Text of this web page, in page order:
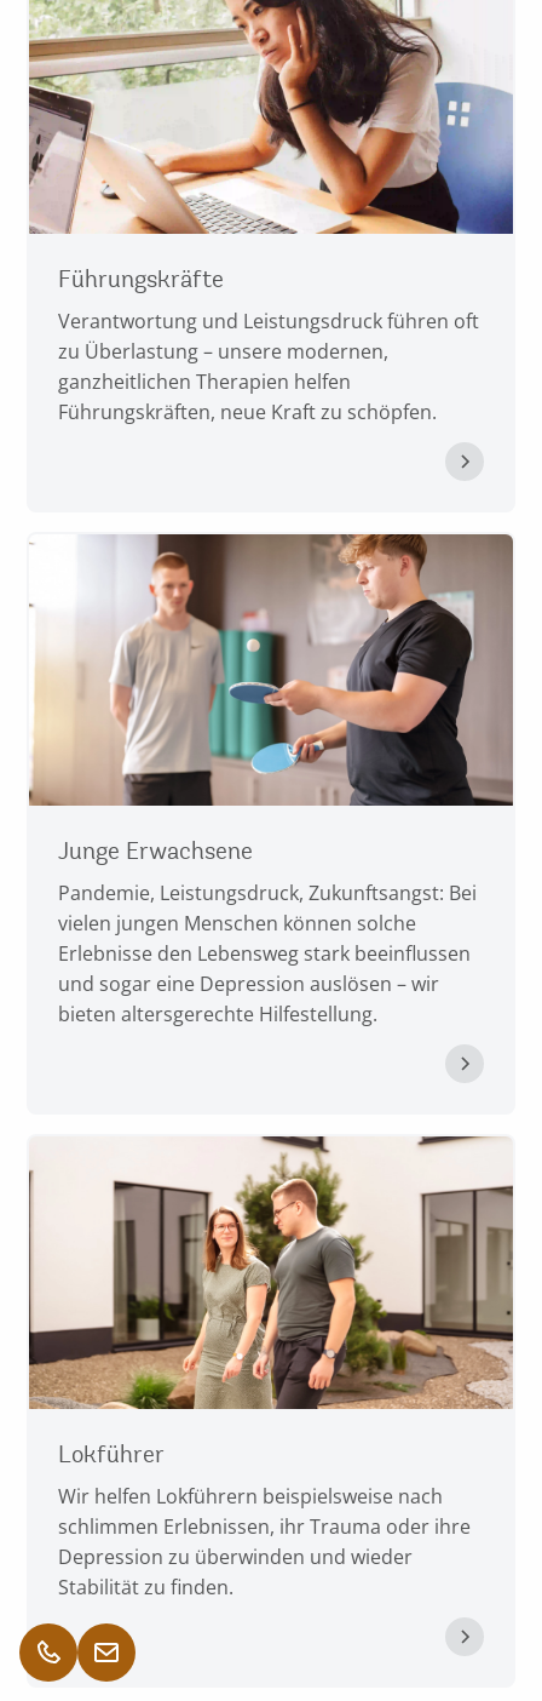
Führungskräfte
Verantwortung und Leistungsdruck führen oft
zu Überlastung – unsere modernen,
ganzheitlichen Therapien helfen
Führungskräften, neue Kraft zu schöpfen.
Junge Erwachsene
Pandemie, Leistungsdruck, Zukunftsangst: Bei
vielen jungen Menschen können solche
Erlebnisse den Lebensweg stark beeinflussen
und sogar eine Depression auslösen – wir
bieten altersgerechte Hilfestellung.
Lokführer
Wir helfen Lokführern beispielsweise nach
schlimmen Erlebnissen, ihr Trauma oder ihre
Depression zu überwinden und wieder
Stabilität zu finden.